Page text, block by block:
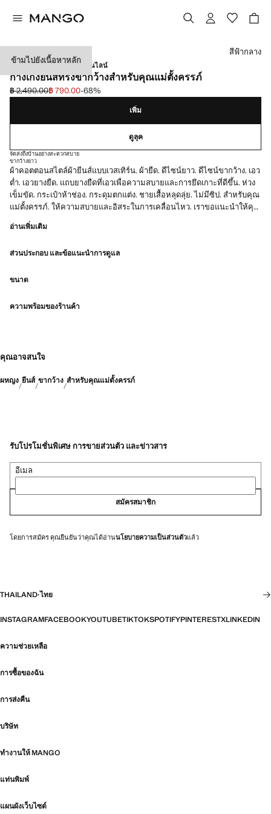
ข้ามไปยังเนื้อหาหลัก
ชุดคลุมท้อง / พิเศษเฉพาะออนไลน์
กางเกงยีนส์ทรงขากว้างสำหรับคุณแม่ตั้งครรภ์
ลดราคาเริ่มต้น [฿ 2,490.00 ]
฿ 2,490.00
ราคาปัจจุบัน [฿ 790.00 ]
฿ 790.00-68%
เลือกสี
สีฟ้ากลาง
เพิ่ม
ดูลุค
จัดส่งถึงบ้านอย่างสะดวกสบาย
ขากว้างยาว
ผ้าคอตตอนสไตล์ผ้ายีนส์แบบเวสเทิร์น. ผ้ายืด. ดีไซน์ยาว. ดีไซน์ขากว้าง. เอว
ต่ำ. เอวยางยืด. แถบยางยืดที่เอวเพื่อความสบายและการยึดเกาะที่ดีขึ้น. ห่วง
เข็มขัด. กระเป๋าห้าช่อง. กระดุมตกแต่ง. ชายเสื้อหลุดลุ่ย. ไม่มีซิป. สำหรับคุณ
แม่ตั้งครรภ์. ให้ความสบายและอิสระในการเคลื่อนไหว. เราขอแนะนำให้คุณ
ซื้อในขนาดปกติที่คุณสวมใส่. เฉพาะออนไลน์. สินค้าลดราคา
อ่านเพิ่มเติม
ส่วนประกอบ และข้อแนะนำการดูแล
ขนาด
ความพร้อมของร้านค้า
คุณอาจสนใจ
ผหญง ยีนส์ ขากว้าง สำหรับคุณแม่ตั้งครรภ์
รับโปรโมชั่นพิเศษ การขายส่วนตัว และข่าวสาร
อีเมล
สมัครสมาชิก
โดยการสมัคร คุณยืนยันว่าคุณได้อ่านนโยบายความเป็นส่วนตัวแล้ว
THAILAND·ไทย
INSTAGRAMFACEBOOKYOUTUBETIKTOKSPOTIFYPINTERESTXLINKEDIN
ความช่วยเหลือ
การซื้อของฉัน
การส่งคืน
บริษัท
ทำงานให้ MANGO
แท่นพิมพ์
แผนผังเว็บไซต์